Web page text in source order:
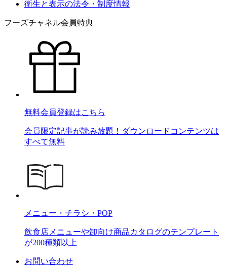
衛生と表示の法令・制度情報
フーズチャネル会員特典
無料会員登録はこちら
会員限定記事が読み放題！ダウンロードコンテンツは
すべて無料
メニュー・チラシ・POP
飲食店メニューや卸向け商品カタログのテンプレート
が200種類以上
お問い合わせ